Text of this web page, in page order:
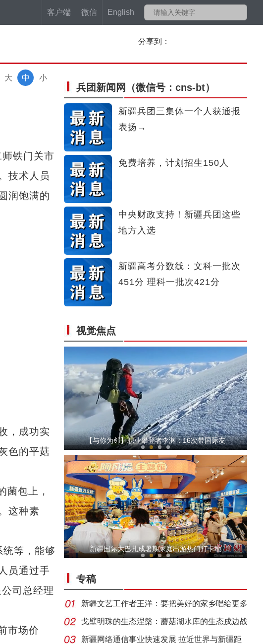
客户端 微信 English
分享到：
小
中
大
铁门关市
技术人员
润饱满的
，成功实
色的平菇
包上，
这种素
等，能够
员通过手
司总经理
市场价
兵团新闻网 （微信号：cns-bt）
新疆兵团三集体一个人获通报
表扬→
免费培养，计划招生150人
中央财政支持！新疆兵团这些
地方入选
新疆高考分数线：文科一批次
451分 理科一批次421分
视觉焦点
【与你为邻】三代巴基斯坦人在新疆做生意
新疆阿拉尔市的天山牧场迎来最美季节
【与你为邻】职业攀登者李渊：16次带国际友
【与你为邻】古巴歌手Lily：新疆的人文太棒
新疆国际大巴扎成暑期家庭出游热门打卡地
专稿
新疆文艺工作者王洋：要把美好的家乡唱给更多
人听
戈壁明珠的生态涅槃：蘑菇湖水库的生态戍边战
新疆网络通信事业快速发展 拉近世界与新疆距